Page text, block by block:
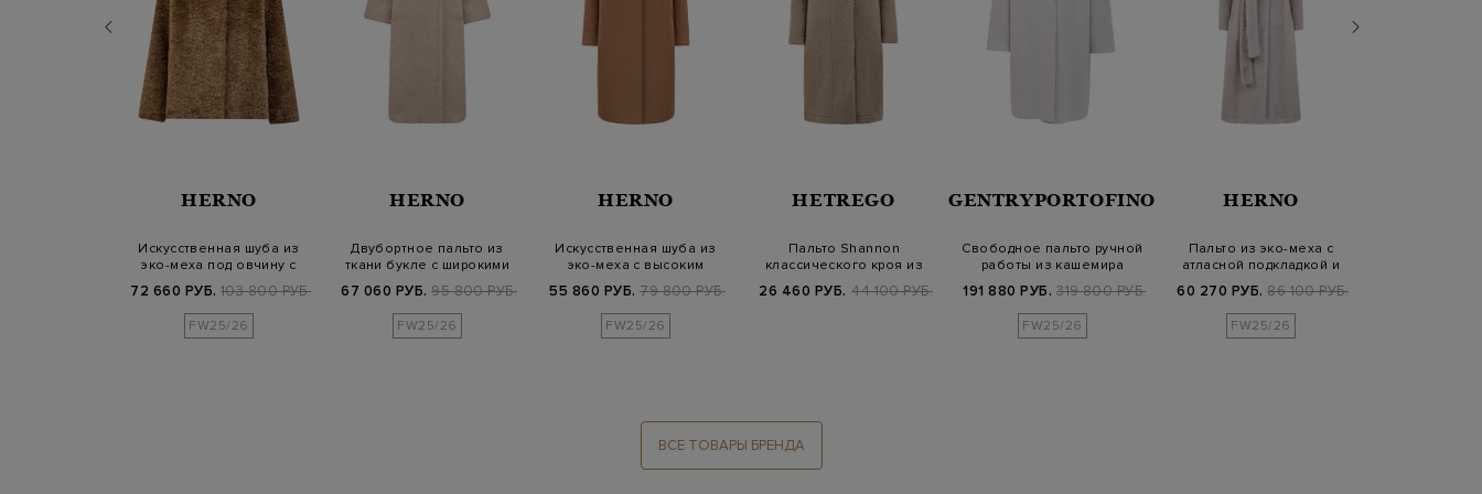
HERNO
Искусственная шуба из
эко-меха под овчину с
72 660 РУБ. 103 800 РУБ.
FW25/26
HERNO
Двубортное пальто из
ткани букле с широкими
67 060 РУБ. 95 800 РУБ.
FW25/26
HERNO
Искусственная шуба из
эко-меха с высоким
55 860 РУБ. 79 800 РУБ.
FW25/26
HETREGO
Пальто Shannon
классического кроя из
26 460 РУБ. 44 100 РУБ.
GENTRYPORTOFINO
Свободное пальто ручной
работы из кашемира
191 880 РУБ. 319 800 РУБ.
FW25/26
HERNO
Пальто из эко-меха с
атласной подкладкой и
60 270 РУБ. 86 100 РУБ.
FW25/26
ВСЕ ТОВАРЫ БРЕНДА